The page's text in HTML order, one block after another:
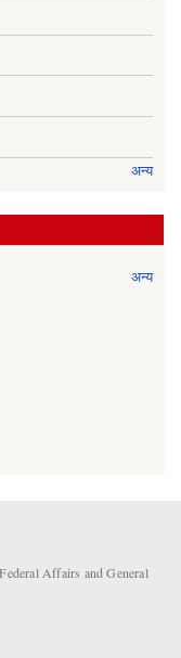
अन्य
अन्य
Affairs and General